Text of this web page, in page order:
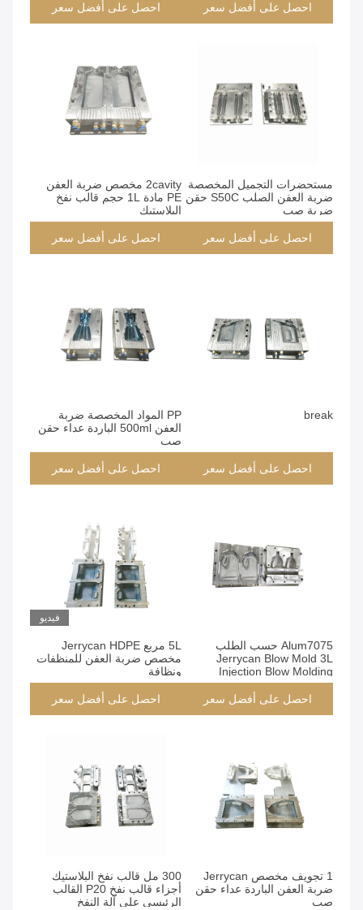
احصل على أفضل سعر احصل على أفضل سعر
مستحضرات التجميل المخصصة
ضربة العفن الصلب S50C حقن
ضربة صب
احصل على أفضل سعر
2cavity مخصص ضربة العفن
PE مادة 1L حجم قالب نفخ
البلاستيك
احصل على أفضل سعر
break
احصل على أفضل سعر
PP المواد المخصصة ضربة
العفن 500ml الباردة عداء حقن
صب
احصل على أفضل سعر
Alum7075 حسب الطلب
Jerrycan Blow Mold 3L
Injection Blow Molding
احصل على أفضل سعر
فيديو
5L مربع Jerrycan HDPE
مخصص ضربة العفن للمنظفات
ونظافة
احصل على أفضل سعر
1 تجويف مخصص Jerrycan
ضربة العفن الباردة عداء حقن
صب
300 مل قالب نفخ البلاستيك
أجزاء قالب نفخ P20 القالب
الرئيسي على آلة النفخ